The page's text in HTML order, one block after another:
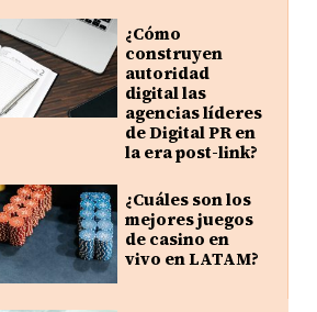
¿Cómo
construyen
autoridad
digital las
agencias líderes
de Digital PR en
la era post-link?
¿Cuáles son los
mejores juegos
de casino en
vivo en LATAM?